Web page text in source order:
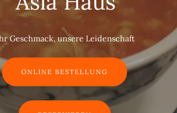
Geschmack, unsere Leidenschaft
ONLINE BESTELLUNG
Zutaten, ehrlicher Geschmack
ORDER ONLINE